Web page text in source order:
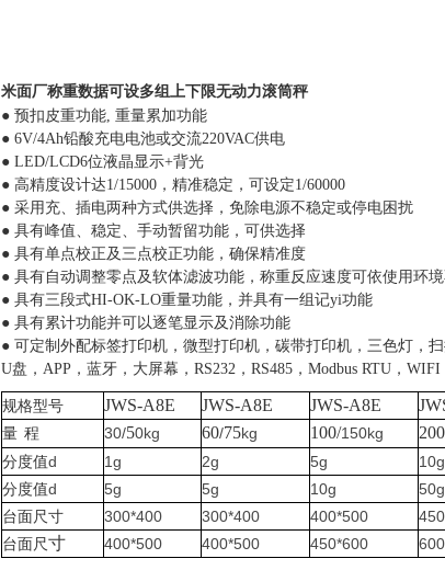
米面厂称重数据可设多组上下限无动力滚筒秤
● 预扣皮重功能, 重量累加功能
● 6V/4Ah铅酸充电电池或交流220VAC供电
● LED/LCD6位液晶显示+背光
● 高精度设计达1/15000，精准稳定，可设定1/60000
● 采用充、插电两种方式供选择，免除电源不稳定或停电困扰
● 具有峰值、稳定、手动暂留功能，可供选择
● 具有单点校正及三点校正功能，确保精准度
● 具有自动调整零点及软体滤波功能，称重反应速度可依使用环
● 具有三段式HI-OK-LO重量功能，并具有一组记yi功能
● 具有累计功能并可以逐笔显示及消除功能
● 可定制外配标签打印机，微型打印机，碳带打印机， 三色灯，扫
U盘，APP，蓝牙 ， 大屏幕， RS232，RS485 ， Modbus RTU ， WIFI
规格型号 JWS-A8E JWS-A8E JWS-A8E
量 程 30/50kg 60/75kg 100/150kg
分度值d 1g 2g 5g 10g
分度值d 5g 5g 10g 50g
台面尺寸
300*400 300*400 400*500
台面尺寸 400*500 400*500 450*600